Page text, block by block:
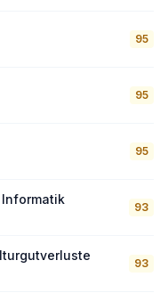
95
95
95
93
93